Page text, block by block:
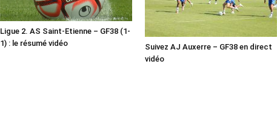
Ligue 2. AS Saint-Etienne – GF38 (1-
1) : le résumé vidéo
Suivez AJ Auxerre – GF38 en direct
vidéo